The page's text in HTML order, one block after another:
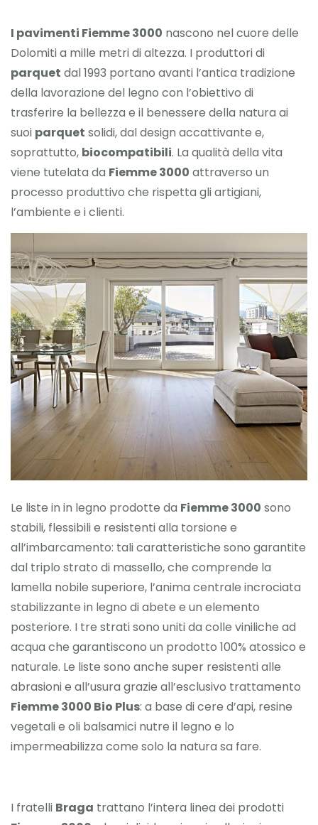
I pavimenti Fiemme 3000 nascono nel cuore delle
Dolomiti a mille metri di altezza. I produttori di
parquet dal 1993 portano avanti l’antica tradizione
della lavorazione del legno con l’obiettivo di
trasferire la bellezza e il benessere della natura ai
suoi parquet solidi, dal design accattivante e,
soprattutto, biocompatibili. La qualità della vita
viene tutelata da Fiemme 3000 attraverso un
processo produttivo che rispetta gli artigiani,
l’ambiente e i clienti.
Le liste in in legno prodotte da Fiemme 3000 sono
stabili, flessibili e resistenti alla torsione e
all’imbarcamento: tali caratteristiche sono garantite
dal triplo strato di massello, che comprende la
lamella nobile superiore, l’anima centrale incrociata
stabilizzante in legno di abete e un elemento
posteriore. I tre strati sono uniti da colle viniliche ad
acqua che garantiscono un prodotto 100% atossico e
naturale. Le liste sono anche super resistenti alle
abrasioni e all’usura grazie all’esclusivo trattamento
Fiemme 3000 Bio Plus: a base di cere d’api, resine
vegetali e oli balsamici nutre il legno e lo
impermeabilizza come solo la natura sa fare.
I fratelli Braga trattano l’intera linea dei prodotti